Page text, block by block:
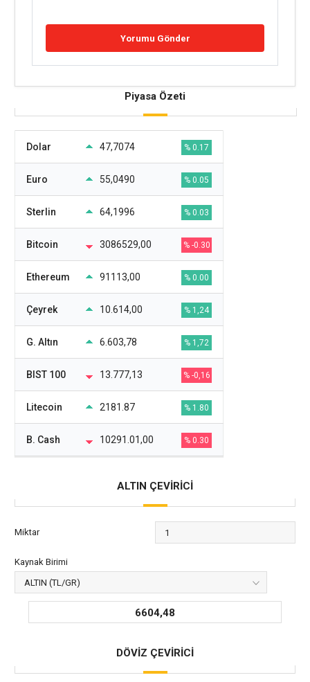
Piyasa Özeti
Dolar 47,7074 % 0.17
Euro 55,0490 % 0.05
Sterlin 64,1996 % 0.03
Bitcoin 3086529,00 % -0.30
Ethereum 91113,00 % 0.00
Çeyrek 10.614,00 % 1,24
G. Altın 6.603,78 % 1,72
BIST 100 13.777,13 % -0,16
Litecoin 2181.87 % 1.80
B. Cash 10291.01,00 % 0.30
ALTIN ÇEVİRİCİ
Miktar
Kaynak Birimi
6604,48
DÖVİZ ÇEVİRİCİ